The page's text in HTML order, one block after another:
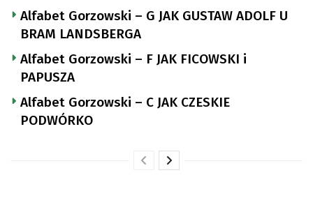
Alfabet Gorzowski – G JAK GUSTAW ADOLF U
BRAM LANDSBERGA
Alfabet Gorzowski – F JAK FICOWSKI i
PAPUSZA
Alfabet Gorzowski – C JAK CZESKIE
PODWÓRKO